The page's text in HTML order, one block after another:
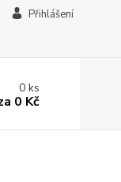
Přihlášení
0ks
0 Kč